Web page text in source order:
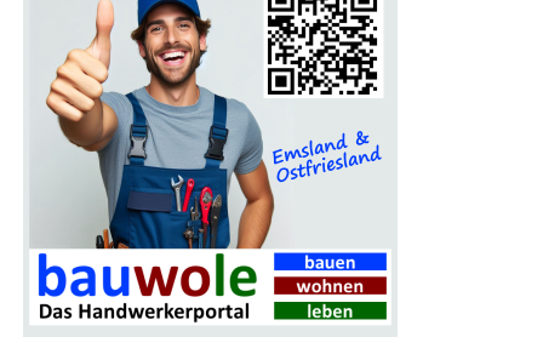
Ein Pro­gramm für die gan­ze Familie
Auch Fami­li­en kom­men auf der Bau­mes­se Lin­gen auf
ihre Kos­ten. Für Kin­der gibt es an vie­len Stän­den spe­zi­
el­le Attrak­tio­nen, die den Mes­se­be­such unter­halt­sam
gestal­ten. Das Mes­se­re­stau­rant lädt zu einer Pau­se ein,
bei der sich die Besu­cher für den wei­te­ren Rund­gang
stär­ken können.
Ein wei­te­res High­light der Mes­se ist das gro­ße Gewinn­
spiel, bei dem ein schi­cker Mitsu­bi­shi Colt als Haupt­ge­